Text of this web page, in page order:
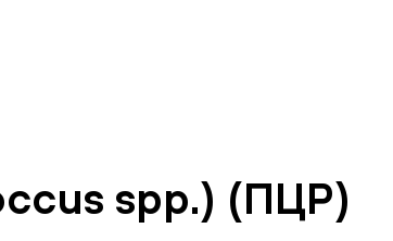
spp.) (ПЦР)